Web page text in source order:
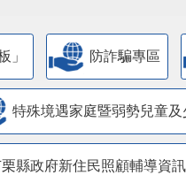
」 防詐騙專區
特殊境遇家庭暨弱勢兒童
縣政府新住民照顧輔導資